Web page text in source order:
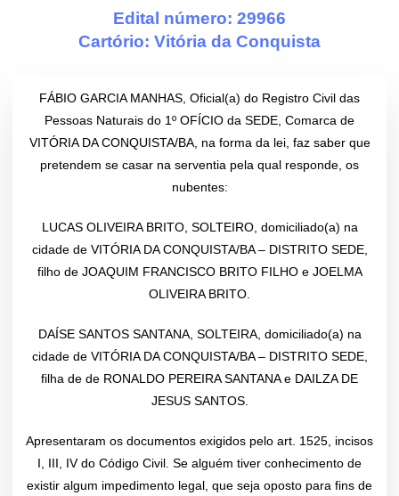
Edital número: 29966
Cartório: Vitória da Conquista
FÁBIO GARCIA MANHAS, Oficial(a) do Registro Civil das
Pessoas Naturais do 1º OFÍCIO da SEDE, Comarca de
VITÓRIA DA CONQUISTA/BA, na forma da lei, faz saber que
pretendem se casar na serventia pela qual responde, os
nubentes:
LUCAS OLIVEIRA BRITO, SOLTEIRO, domiciliado(a) na
cidade de VITÓRIA DA CONQUISTA/BA – DISTRITO SEDE,
filho de JOAQUIM FRANCISCO BRITO FILHO e JOELMA
OLIVEIRA BRITO.
DAÍSE SANTOS SANTANA, SOLTEIRA, domiciliado(a) na
cidade de VITÓRIA DA CONQUISTA/BA – DISTRITO SEDE,
filha de de RONALDO PEREIRA SANTANA e DAILZA DE
JESUS SANTOS.
Apresentaram os documentos exigidos pelo art. 1525, incisos
I, III, IV do Código Civil. Se alguém tiver conhecimento de
existir algum impedimento legal, que seja oposto para fins de